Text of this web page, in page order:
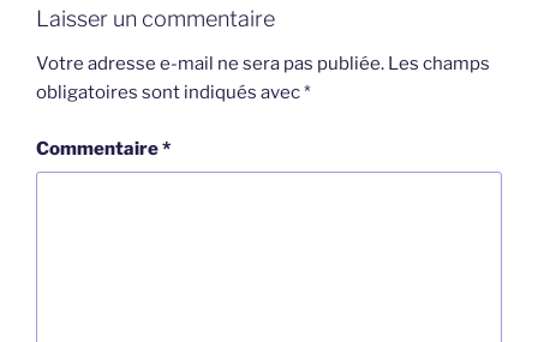
Laisser un commentaire
Votre adresse e-mail ne sera pas publiée. Les champs
obligatoires sont indiqués avec*
Commentaire*